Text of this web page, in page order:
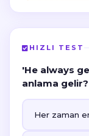
HIZLI TEST
'He always
anlama gelir?
Her zaman